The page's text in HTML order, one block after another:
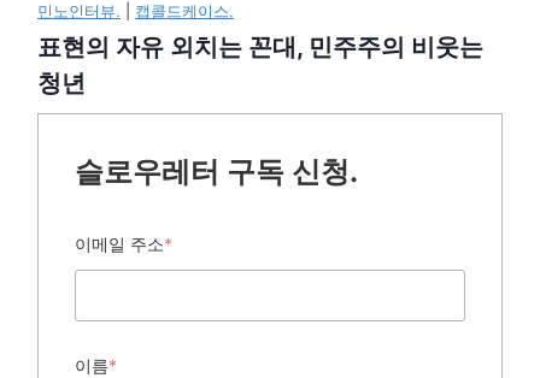
민노인터뷰. 캡콜드케이스.
표현의 자유 외치는 꼰대, 민주주의 비웃는
청년
슬로우레터 구독 신청.
이메일 주소*
이름*